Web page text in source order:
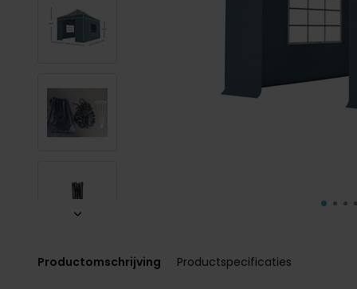
Productomschrijving Productspecificaties